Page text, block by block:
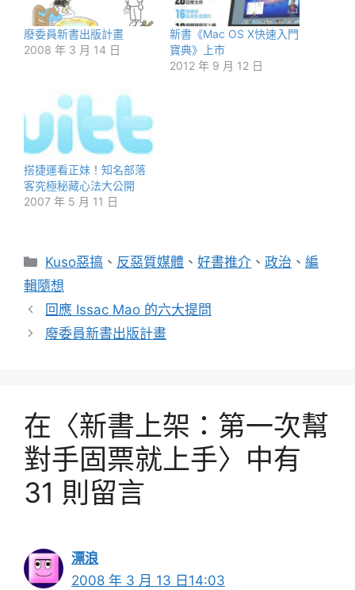
廢委員新書出版計畫
2008 年 3 月 14 日
新書《Mac OS X快速入門
寶典》上市
2012 年 9 月 12 日
搭捷運看正妹！知名部落
客究極秘藏心法大公開
2007 年 5 月 11 日
分
類
Kuso惡搞 、 反惡質媒體 、好書推介 、政治 、編
輯隨想
回應 Issac Mao 的六大提問
廢委員新書出版計畫
在〈新書上架：第一次幫
對手固票就上手〉中有
31 則留言
漂浪
2008 年 3 月 13 日14:03